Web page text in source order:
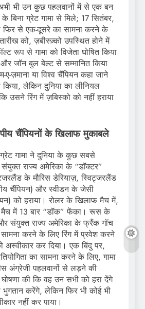
भी उन कुछ पहलवानों में से एक बन
के बिना ग्रेट गामा से मिले; 17 सितंबर,
फिर से एक-दूसरे का सामना करने के
को, ज़बीस्ज़्को उपस्थित होने में
रूप से गामा को विजेता घोषित किया
जॉन बुल बेल्ट से सम्मानित किया
ए-ज़माना या विश्व चैंपियन कहा जाने
किया, लेकिन दुनिया का लीनियल
उसने रिंग में ज़बिस्को को नहीं हराया
चैंपियनों के खिलाफ मुकाबले
गामा ने दुनिया के कुछ सबसे
संयुक्त राज्य अमेरिका के “डॉक्टर”
के मौरिस डेरियाज़, स्विट्जरलैंड
चैंपियन) और स्वीडन के जेसी
को हराया। रोलर के खिलाफ मैच में,
मैच में 13 बार “डॉक” फेंका। रूस के
संयुक्त राज्य अमेरिका के फ्रैंक गॉच
करने के लिए रिंग में प्रवेश करने
कर दिया। एक बिंदु पर,
का सामना करने के लिए, गामा
अंग्रेजी पहलवानों से लड़ने की
की कि वह उन सभी को हरा देंगे
भुगतान करेंगे, लेकिन फिर भी कोई भी
नहीं कर पाया।